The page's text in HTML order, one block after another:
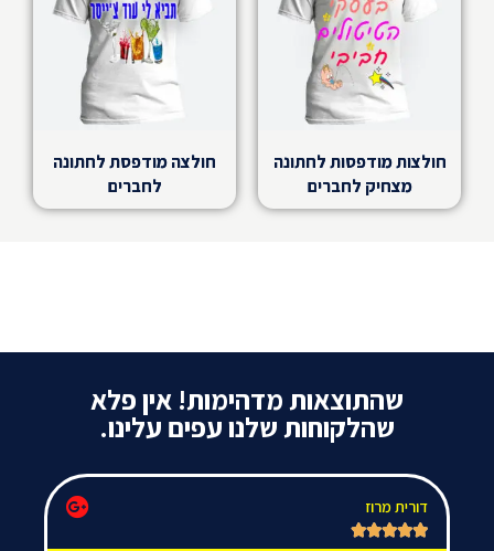
חולצות מודפסות לחתונה
מצחיק לחברים
חולצה מודפסת לחתונה
לחברים
שהתוצאות מדהימות! אין פלא
שהלקוחות שלנו עפים עלינו.
דורית מרוז




